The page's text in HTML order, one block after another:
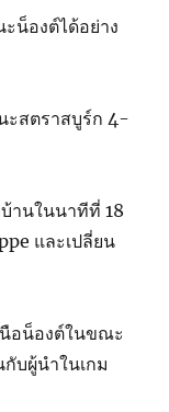
ะน็องต์ได้อย่าง
ะสตราสบูร์ก 4-
านในนาทีที่ 18
และเปลี่ยน
อน็องต์ในขณะ
บผู้นำในเกม